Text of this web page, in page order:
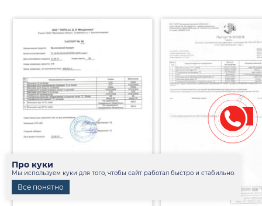
Про куки
Мы используем куки для того, чтобы сайт работал быстро и стабильно.
Все понятно